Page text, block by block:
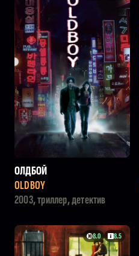
ОЛДБОЙ
OLDBOY
2003, триллер, детектив
8.0 8.5